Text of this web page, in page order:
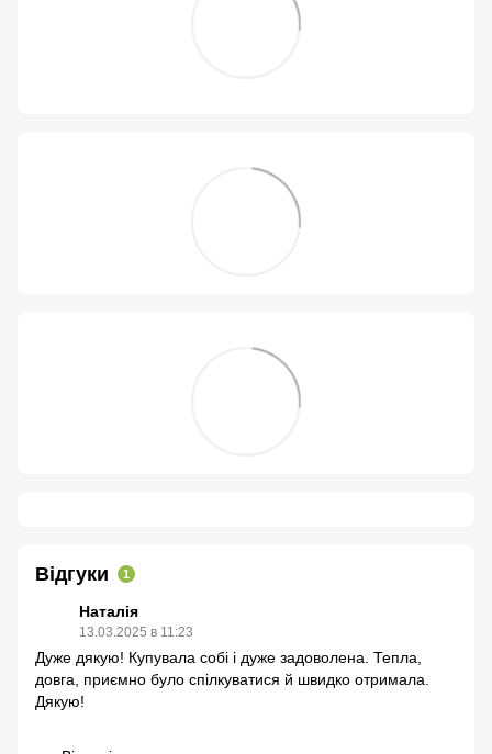
Відгуки 1
Наталія
13.03.2025 в 11:23
Дуже дякую! Купувала собі і дуже задоволена. Тепла,
довга, приємно було спілкуватися й швидко отримала.
Дякую!